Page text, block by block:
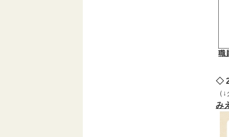
職
◇
（
み